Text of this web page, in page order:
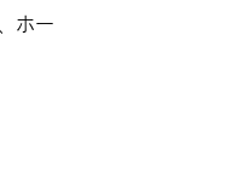
ホー